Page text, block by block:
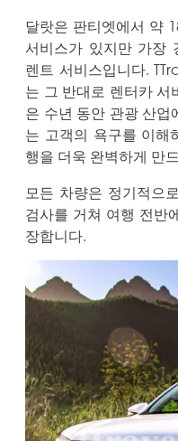
달랏은 판티엣에서 약
서비스가 있지만 가장
렌트 서비스입니다.
는 그 반대로 렌터카 서
은 수년 동안 관광 산업
는 고객의 욕구를 이해
행을 더욱 완벽하게 만
모든 차량은 정기적으
검사를 거쳐 여행 전반
장합니다.